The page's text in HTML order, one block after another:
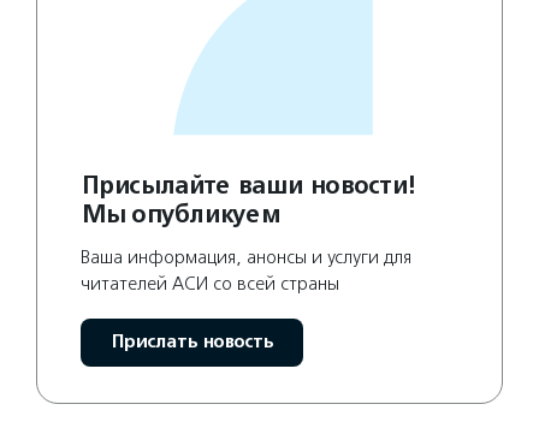
Присылайте ваши новости!
Мы опубликуем
Ваша информация, анонсы и услуги для
читателей АСИ со всей страны
Прислать новость